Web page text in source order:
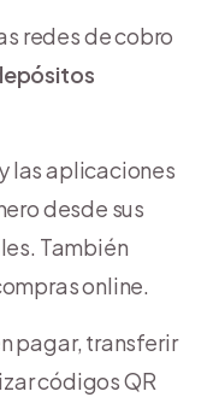
redes de cobro
las aplicaciones
desde sus
También
online.
pagar, transferir
códigos QR